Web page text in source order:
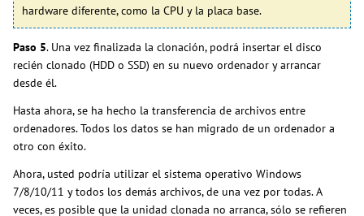
hardware diferente, como la CPU y la placa base.
Paso 5. Una vez finalizada la clonación, podrá insertar el disco
recién clonado (HDD o SSD) en su nuevo ordenador y arrancar
desde él.
Hasta ahora, se ha hecho la transferencia de archivos entre
ordenadores. Todos los datos se han migrado de un ordenador a
otro con éxito.
Ahora, usted podría utilizar el sistema operativo Windows
7/8/10/11 y todos los demás archivos, de una vez por todas. A
veces, es posible que la unidad clonada no arranca, sólo se refieren